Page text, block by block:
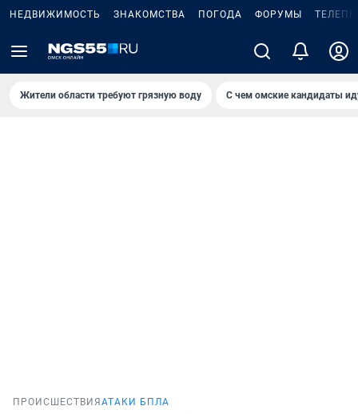
НЕДВИЖИМОСТЬ ЗНАКОМСТВА ПОГОДА ФОРУМЫ
Жители области требуют грязную воду С чем омские кандидаты
ПРОИСШЕСТВИЯ АТАКИ БПЛА